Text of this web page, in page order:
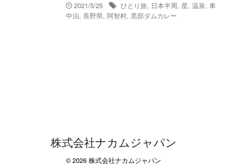
2021/5/25 ひとり旅, 日本半周, 星, 温泉, 車
中泊, 長野県, 阿智村, 黒部ダムカレー
株式会社ナカムジャパン
© 2026 株式会社ナカムジャパン